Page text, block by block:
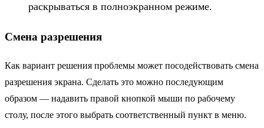
раскрываться в полноэкранном режиме.
Смена разрешения
Как вариант решения проблемы может посодействовать смена
разрешения экрана. Сделать это можно последующим
образом — надавить правой кнопкой мыши по рабочему
столу, после этого выбрать соответственный пункт в меню.